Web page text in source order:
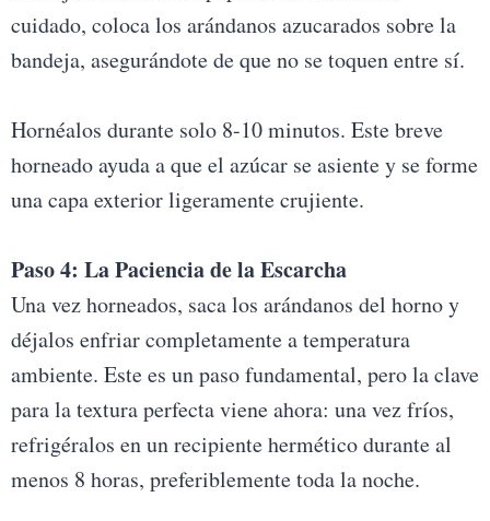
cuidado, coloca los arándanos azucarados sobre la
bandeja, asegurándote de que no se toquen entre sí.
Hornéalos durante solo 8-10 minutos. Este breve
horneado ayuda a que el azúcar se asiente y se forme
una capa exterior ligeramente crujiente.
Paso 4: La Paciencia de la Escarcha
Una vez horneados, saca los arándanos del horno y
déjalos enfriar completamente a temperatura
ambiente. Este es un paso fundamental, pero la clave
para la textura perfecta viene ahora: una vez fríos,
refrigéralos en un recipiente hermético durante al
menos 8 horas, preferiblemente toda la noche.